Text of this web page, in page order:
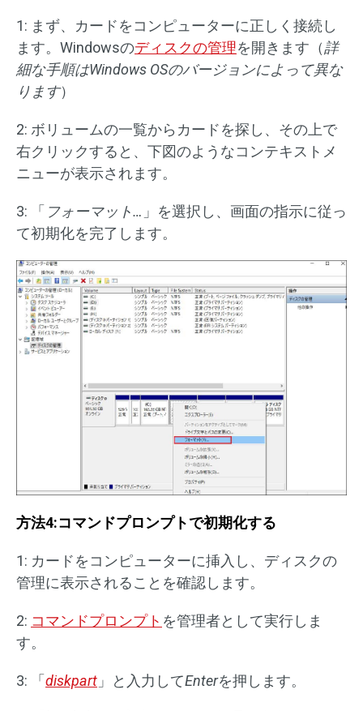
1: まず、カードをコンピューターに正しく接続し
ます。Windowsのディスクの管理を開きます（詳
細な手順はWindows OSのバージョンによって異な
ります）
2: ボリュームの一覧からカードを探し、その上で
右クリックすると、下図のようなコンテキストメ
ニューが表示されます。
3: 「 フォーマット… 」を選択し、画面の指示に従っ
て初期化を完了します。
方法4:コマンドプロンプトで初期化する
1: カードをコンピューターに挿入し、ディスクの
管理に表示されることを確認します。
2: コマンドプロンプト を管理者として実行しま
す。
3: 「 diskpart 」と入力してEnterを押します。